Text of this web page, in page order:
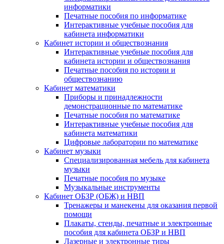
информатики
Печатные пособия по информатике
Интерактивные учебные пособия для
кабинета информатики
Кабинет истории и обществознания
Интерактивные учебные пособия для
кабинета истории и обществознания
Печатные пособия по истории и
обществознанию
Кабинет математики
Приборы и принадлежности
демонстрационные по математике
Печатные пособия по математике
Интерактивные учебные пособия для
кабинета математики
Цифровые лаборатории по математике
Кабинет музыки
Специализированная мебель для кабинета
музыки
Печатные пособия по музыке
Музыкальные инструменты
Кабинет ОБЗР (ОБЖ) и НВП
Тренажеры и манекены для оказания первой
помощи
Плакаты, стенды, печатные и электронные
пособия для кабинета ОБЗР и НВП
Лазерные и электронные тиры